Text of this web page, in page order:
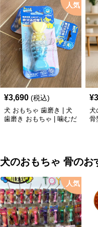
人気
¥3,690 (税込)
犬 おもちゃ 歯磨き | 犬
歯磨き おもちゃ | 噛むだ
¥
犬
骨
犬のおもちゃ 骨のお
人気